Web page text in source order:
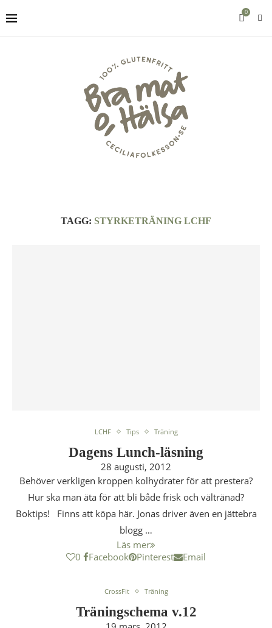
0
TAGG: STYRKETRÄNING LCHF
LCHF Tips Träning
Dagens Lunch-läsning
28 augusti, 2012
Behöver verkligen kroppen kolhydrater för att prestera?
Hur ska man äta för att bli både frisk och vältränad?
Boktips! Finns att köpa här. Jonas driver även en jättebra
blogg …
Läs mer
0
Facebook Pinterest Email
CrossFit Träning
Träningschema v.12